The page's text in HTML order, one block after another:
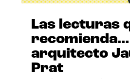
Las lecturas
arquitecto
Prat